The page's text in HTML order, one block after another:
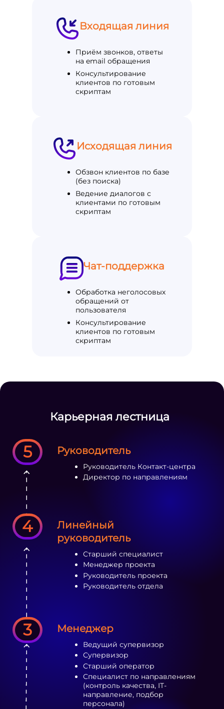
Входящая линия
Приём звонков, ответы
на email обращения
Консультирование
клиентов по готовым
скриптам
Исходящая линия
Обзвон клиентов по базе
(без поиска)
Ведение диалогов с
клиентами по готовым
скриптам
Чат-поддержка
Обработка неголосовых
обращений от
пользователя
Консультирование
клиентов по готовым
скриптам
Карьерная лестница
3
4
5
Менеджер
Ведущий супервизор
Супервизор
Старший оператор
Специалист по направлениям
(контроль качества, IT-
направление, подбор
персонала)
Линейный
руководитель
Старший специалист
Менеджер проекта
Руководитель проекта
Руководитель отдела
Руководитель
Руководитель Контакт-центра
Директор по направлениям